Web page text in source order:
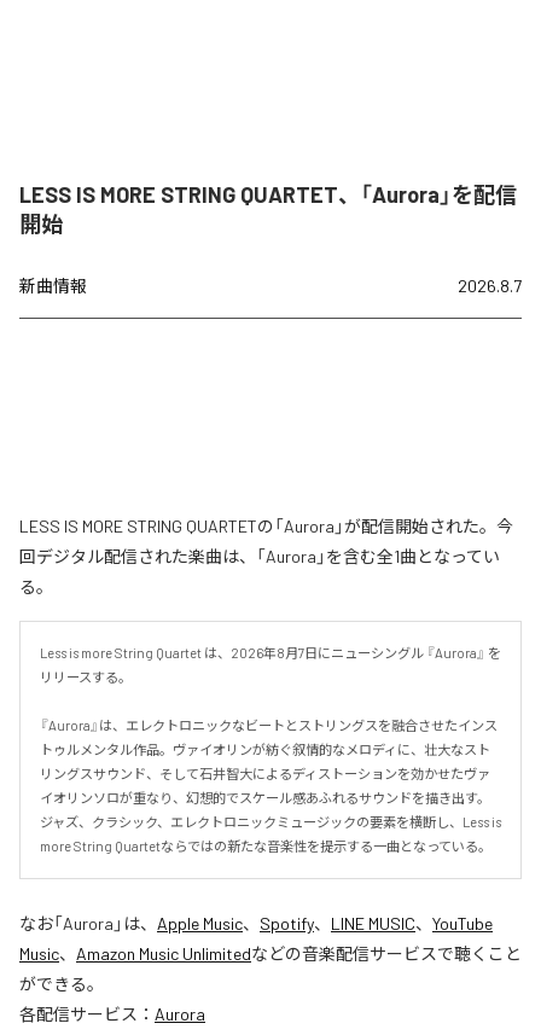
LESS IS MORE STRING QUARTET、「Aurora」を配信
開始
新曲情報 2026.8.7
LESS IS MORE STRING QUARTETの「Aurora」が配信開始された。今
回デジタル配信された楽曲は、「Aurora」を含む全1曲となってい
る。
Less is more String Quartet は、2026年8月7日にニューシングル 『Aurora』 を
リリースする。
『Aurora』は、エレクトロニックなビートとストリングスを融合させたインス
トゥルメンタル作品。ヴァイオリンが紡ぐ叙情的なメロディに、壮大なスト
リングスサウンド、そして石井智大によるディストーションを効かせたヴァ
イオリンソロが重なり、幻想的でスケール感あふれるサウンドを描き出す。
ジャズ、クラシック、エレクトロニックミュージックの要素を横断し、Less is
more String Quartetならではの新たな音楽性を提示する一曲となっている。
なお「Aurora 」は、 Apple Music、 Spotify、 LINE MUSIC、 YouTube
Music、 Amazon Music Unlimitedなどの音楽配信サービスで聴くこと
ができる。
各配信サービス： Aurora